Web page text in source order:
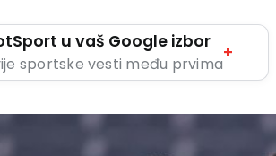
u vaš Google izbor
sportske vesti među prvima
+